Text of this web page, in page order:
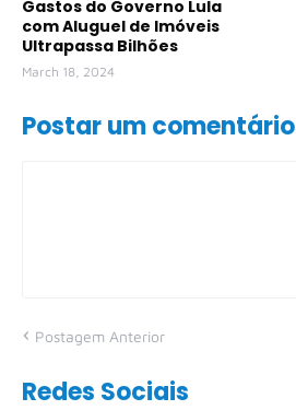
Gastos do Governo Lula
com Aluguel de Imóveis
Ultrapassa Bilhões
March 18, 2024
Postar um comentário
Postagem Anterior
Redes Sociais